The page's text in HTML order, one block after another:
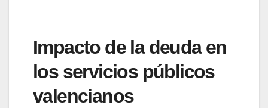
Impacto de la deuda en
los servicios públicos
valencianos